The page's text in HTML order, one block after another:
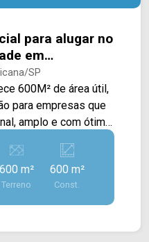
para alugar no
em
SP
600M² de área útil,
para empresas que
amplo e com ótima
ou
diferentes tipos de
leve. Aos
600 m²
Terreno
600 m²
Const.